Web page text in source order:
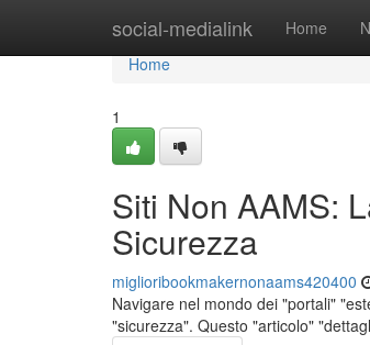
social-medialink Home
Home
Home
1
Siti Non AAMS:
Sicurezza
miglioribookmakernonaams420400
Navigare nel mondo dei "portali"
"sicurezza". Questo "articolo"